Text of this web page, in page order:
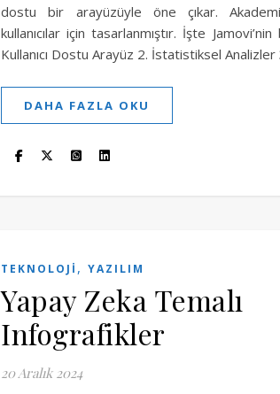
dostu bir arayüzüyle öne çıkar.
kullanıcılar için tasarlanmıştır. İşte
Kullanıcı Dostu Arayüz 2. İstatistiksel
DAHA FAZLA OKU
TEKNOLOJI , YAZILIM
Yapay Zeka Temalı
Infografikler
20 Aralık 2024